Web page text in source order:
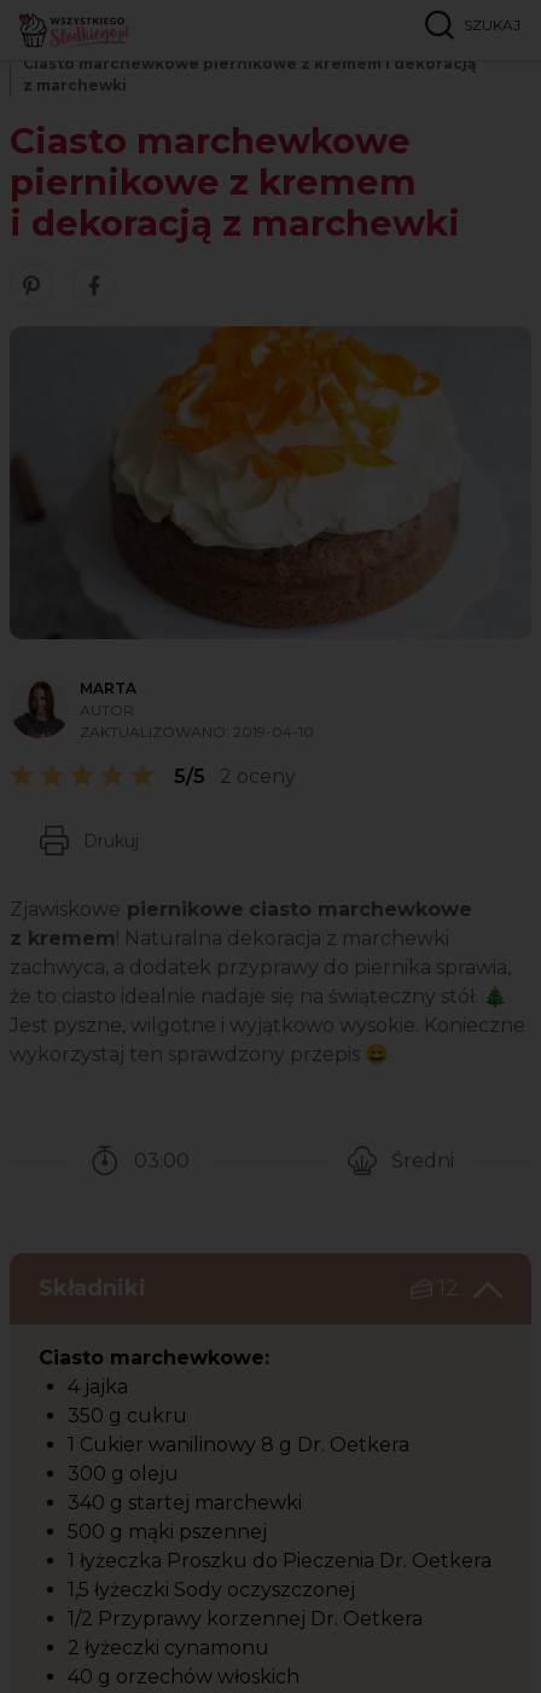
SZUKAJ
Strona główna
Ciasto marchewkowe piernikowe z kremem i dekoracją
z marchewki
Ciasto marchewkowe
piernikowe z kremem
i dekoracją z marchewki
Zobacz nasze piny w serwisie Pinterest
Udostępnij ten przepis w serwisie Facebook
MARTA
AUTOR
ZAKTUALIZOWANO: 2019-04-10
5/5 2 oceny
Drukuj
Zjawiskowe piernikowe ciasto marchewkowe
z kremem! Naturalna dekoracja z marchewki
zachwyca, a dodatek przyprawy do piernika sprawia,
że to ciasto idealnie nadaje się na świąteczny stół. 🎄
Jest pyszne, wilgotne i wyjątkowo wysokie. Konieczne
wykorzystaj ten sprawdzony przepis 😄
03:00
Średni
Składniki 12
Ciasto marchewkowe:
4 jajka
350 g cukru
1 Cukier wanilinowy 8 g Dr. Oetkera
300 g oleju
340 g startej marchewki
500 g mąki pszennej
1 łyżeczka Proszku do Pieczenia Dr. Oetkera
1,5 łyżeczki Sody oczyszczonej
1/2 Przyprawy korzennej Dr. Oetkera
2 łyżeczki cynamonu
40 g orzechów włoskich